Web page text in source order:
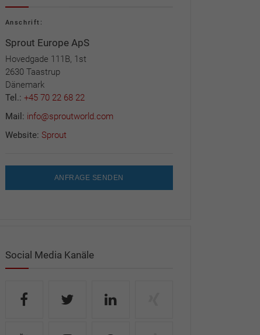
Anschrift:
Sprout Europe ApS
Hovedgade 111B, 1st
2630 Taastrup
Dänemark
Tel.: +45 70 22 68 22
Mail: info@sproutworld.com
Website: Sprout
ANFRAGE SENDEN
Social Media Kanäle